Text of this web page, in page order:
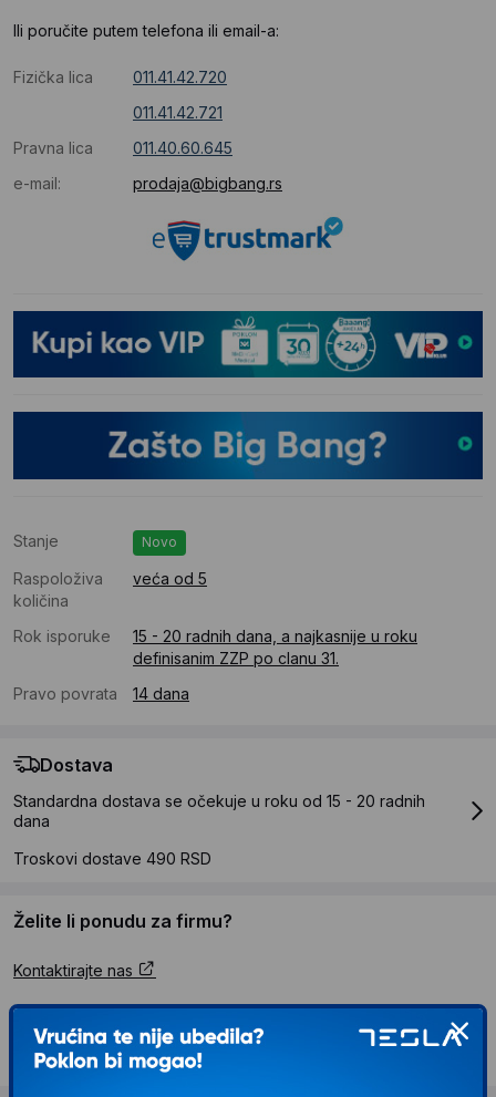
Ili poručite putem telefona ili email-a:
Fizička lica
011.41.42.720
011.41.42.721
Pravna lica
011.40.60.645
e-mail:
prodaja@bigbang.rs
Stanje Novo
Raspoloživa
količina
veća od 5
Rok isporuke
15 - 20 radnih dana, a najkasnije u roku
definisanim ZZP po clanu 31.
Pravo povrata
14 dana
Dostava
Standardna dostava se očekuje u roku od 15 - 20 radnih
dana
Troskovi dostave 490 RSD
Želite li ponudu za firmu?
Kontaktirajte nas
Opis proizvoda Atelier del Sofa Tabure Endor
7457